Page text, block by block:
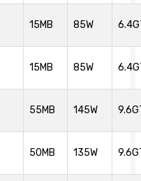
15MB 85W
15MB 85W
55MB 145W
50MB 135W